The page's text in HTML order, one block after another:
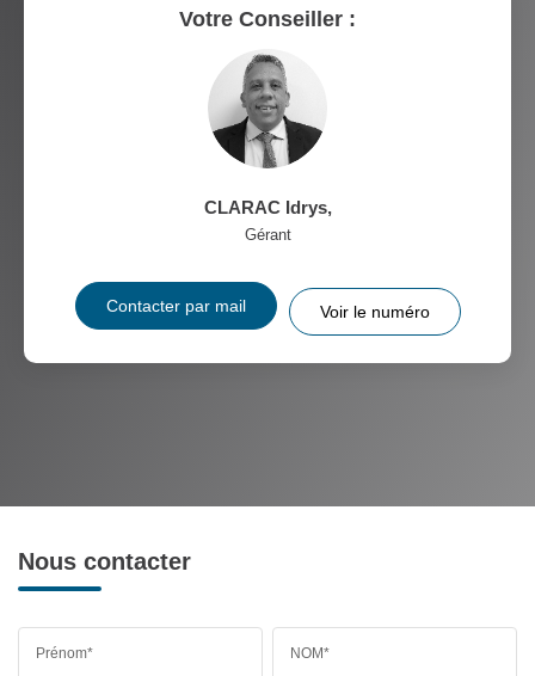
Votre Conseiller :
CLARAC Idrys,
Gérant
Contacter par mail Voir le numéro
Nous contacter
Prénom* NOM*